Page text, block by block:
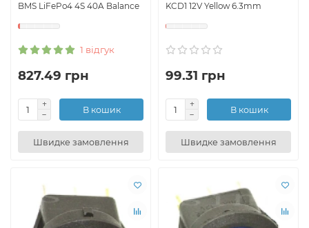
BMS LiFePo4 4S 40A Balance
1 відгук
827.49 грн
В кошик
Швидке замовлення
KCD1 12V Yellow 6.3mm
99.31 грн
В кошик
Швидке замовлення